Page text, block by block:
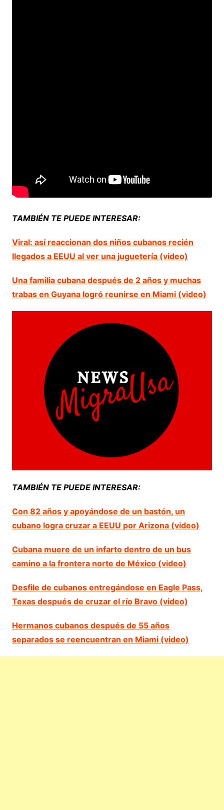
TAMBIÉN TE PUEDE INTERESAR:
Viral: así reaccionan dos niños cubanos recién
llegados a EEUU al ver una juguetería (video)
Una familia cubana después de 2 años y muchas
trabas en Guyana logró reunirse en Miami (video)
TAMBIÉN TE PUEDE INTERESAR:
Con 82 años y apoyándose de un bastón, un
cubano logra cruzar a EEUU por Arizona (video)
Cubana muere de un infarto dentro de un bus
camino a la frontera norte de México (video)
Desfile de cubanos entregándose en Eagle Pass,
Texas después de cruzar el río Bravo (video)
Hermanos cubanos después de 55 años
separados se reencuentran en Miami (video)